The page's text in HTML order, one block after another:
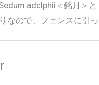
adolphii＜銘月＞と
なので、フェンスに引っ